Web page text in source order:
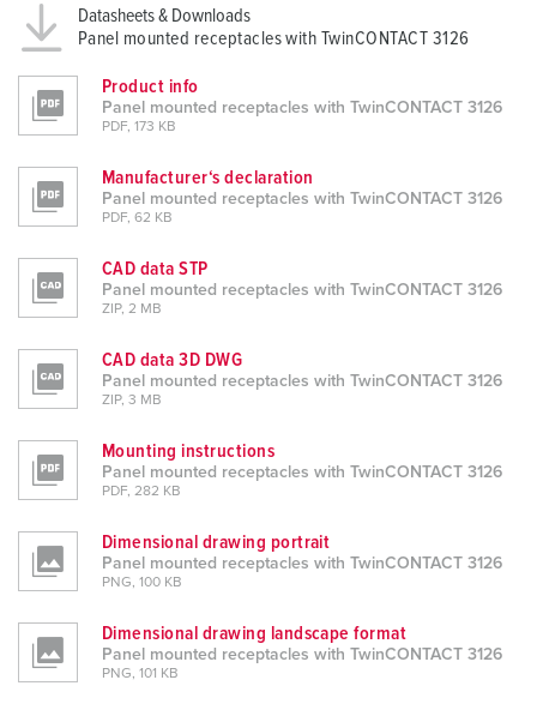
Datasheets & Downloads
Panel mounted receptacles with TwinCONTACT 3126
Product info
Panel mounted receptacles with TwinCONTACT 3126
PDF, 173 KB
Manufacturer‘s declaration
Panel mounted receptacles with TwinCONTACT 3126
PDF, 62 KB
CAD data STP
Panel mounted receptacles with TwinCONTACT 3126
ZIP, 2 MB
CAD data 3D DWG
Panel mounted receptacles with TwinCONTACT 3126
ZIP, 3 MB
Mounting instructions
Panel mounted receptacles with TwinCONTACT 3126
PDF, 282 KB
Dimensional drawing portrait
Panel mounted receptacles with TwinCONTACT 3126
PNG, 100 KB
Dimensional drawing landscape format
Panel mounted receptacles with TwinCONTACT 3126
PNG, 101 KB